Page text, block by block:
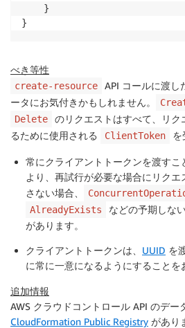
    }
}
べき等性
create-resource API コールに渡し
ータにお気付きかもしれません。
Delete のリクエストはすべて、リク
るために使用される
ClientToken を
常にクライアントトークンを渡すこ
より、再試行が必要な場合にリク
さない場合、
AlreadyExists
などの予期しな
があります。
クライアントトークンは、 UUID を
に常に一意になるようにすることを
追加情報
AWS クラウドコントロール API のデー
CloudFormation Public Registry があり